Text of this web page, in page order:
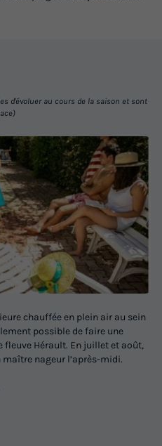
d'évoluer au cours de la saison et sont
chauffée en plein air au sein
possible de faire une
fleuve Hérault. En juillet et août,
nageur l’après-midi.